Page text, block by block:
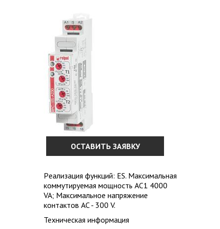
ОСТАВИТЬ ЗАЯВКУ
Pеализация функций: ES. Максимальная
коммутируемая мощность AC1 4000
VA; Максимальное напряжение
контактов AC - 300 V.
Техническая информация